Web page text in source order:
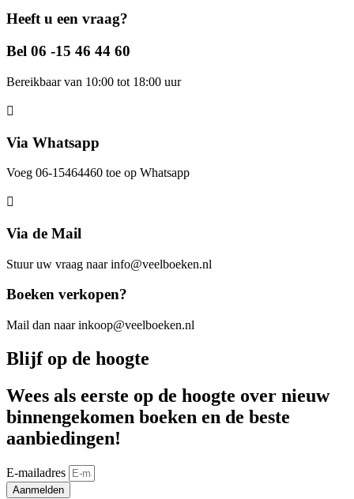
Heeft u een vraag?
Bel 06 -15 46 44 60
Bereikbaar van 10:00 tot 18:00 uur
Via Whatsapp
Voeg 06-15464460 toe op Whatsapp
Via de Mail
Stuur uw vraag naar info@veelboeken.nl
Boeken verkopen?
Mail dan naar inkoop@veelboeken.nl
Blijf op de hoogte
Wees als eerste op de hoogte over nieuw
binnengekomen boeken en de beste
aanbiedingen!
E-mailadres
Aanmelden